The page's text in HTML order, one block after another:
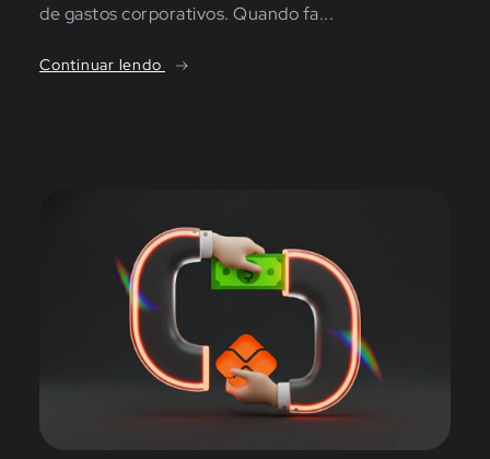
de gastos corporativos. Quando fa...
Continuar lendo